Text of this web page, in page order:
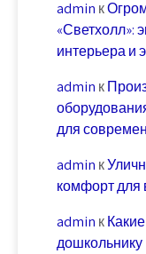
admin к
«Светхолл»:
интерьера и
admin к
для
admin к
комфорт для
admin к
дошкольнику